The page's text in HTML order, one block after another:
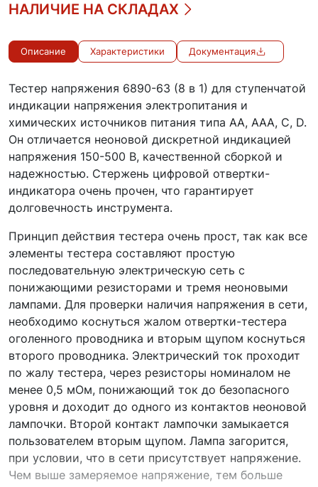
НАЛИЧИЕ НА СКЛАДАХ
Описание Характеристики Документация
Тестер напряжения 6890-63 (8 в 1) для ступенчатой
индикации напряжения электропитания и
химических источников питания типа AA, AAA, C, D.
Он отличается неоновой дискретной индикацией
напряжения 150-500 В, качественной сборкой и
надежностью. Стержень цифровой отвертки-
индикатора очень прочен, что гарантирует
долговечность инструмента.
Принцип действия тестера очень прост, так как все
элементы тестера составляют простую
последовательную электрическую сеть с
понижающими резисторами и тремя неоновыми
лампами. Для проверки наличия напряжения в сети,
необходимо коснуться жалом отвертки-тестера
оголенного проводника и вторым щупом коснуться
второго проводника. Электрический ток проходит
по жалу тестера, через резисторы номиналом не
менее 0,5 мОм, понижающий ток до безопасного
уровня и доходит до одного из контактов неоновой
лампочки. Второй контакт лампочки замыкается
пользователем вторым щупом. Лампа загорится,
при условии, что в сети присутствует напряжение.
Чем выше замеряемое напряжение, тем больше